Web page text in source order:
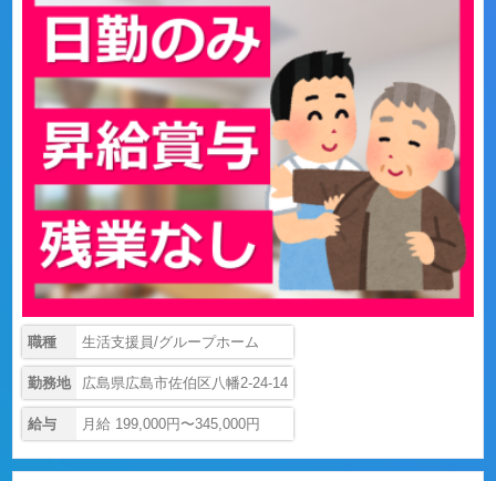
職種 生活支援員/グループホーム
勤務地 広島県広島市佐伯区八幡2-24-14
給与 月給 199,000円〜345,000円